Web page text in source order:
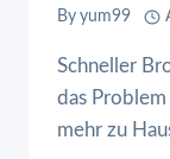
By yum99
Schneller
das
mehr zu